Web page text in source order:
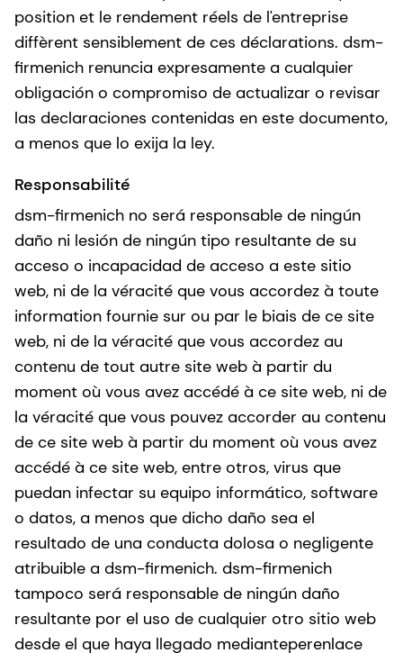
position et le rendement réels de l'entreprise
diffèrent sensiblement de ces déclarations. dsm-
firmenich renuncia expresamente a cualquier
obligación o compromiso de actualizar o revisar
las declaraciones contenidas en este documento,
a menos que lo exija la ley.
Responsabilité
dsm-firmenich no será responsable de ningún
daño ni lesión de ningún tipo resultante de su
acceso o incapacidad de acceso a este sitio
web, ni de la véracité que vous accordez à toute
information fournie sur ou par le biais de ce site
web, ni de la véracité que vous accordez au
contenu de tout autre site web à partir du
moment où vous avez accédé à ce site web, ni de
la véracité que vous pouvez accorder au contenu
de ce site web à partir du moment où vous avez
accédé à ce site web, entre otros, virus que
puedan infectar su equipo informático, software
o datos, a menos que dicho daño sea el
resultado de una conducta dolosa o negligente
atribuible a dsm-firmenich. dsm-firmenich
tampoco será responsable de ningún daño
resultante por el uso de cualquier otro sitio web
desde el que haya llegado medianteperenlace